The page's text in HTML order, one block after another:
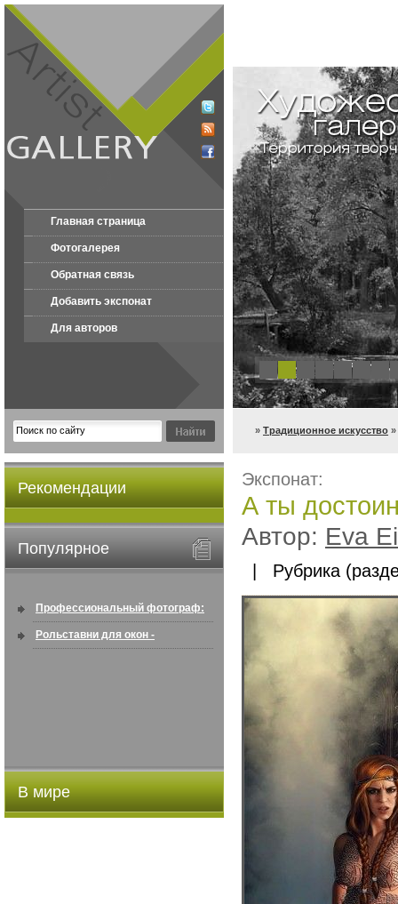
Главная страница
Фотогалерея
Обратная связь
Добавить экспонат
Для авторов
» Традиционное искусство
Рекомендации
Популярное
Профессиональный фотограф:
искусство создавать снимки, ...
Рольставни для окон -
В мире
Экспонат:
А ты
Автор: Eva
| Рубрика